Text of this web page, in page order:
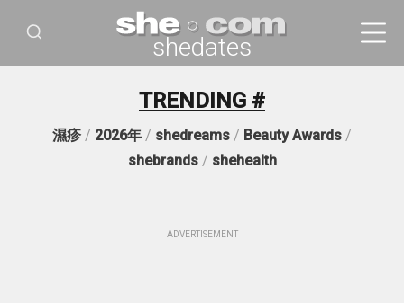
shedates
TRENDING #
濕疹 / 2026年 / shedreams / Beauty Awards /
shebrands/ shehealth
ADVERTISEMENT